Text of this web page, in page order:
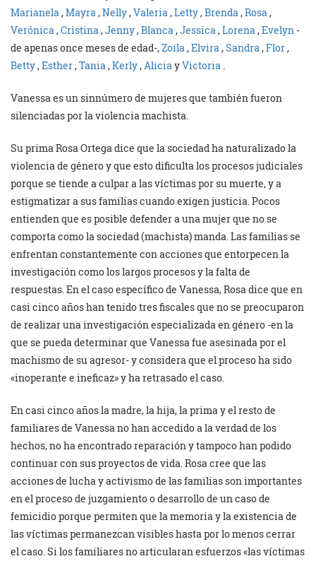
Marianela,Mayra,Nelly,Valeria,Letty,Brenda,Rosa,
Verónica,Cristina,Jenny,Blanca,Jessica,Lorena,Evelyn -
de apenas once meses de edad-,Zoila,Elvira,Sandra,Flor,
Betty,Esther,Tania,Kerly,AliciayVictoria .
Vanessa es un sinnúmero de mujeres que también fueron
silenciadas por la violencia machista.
Su prima Rosa Ortega dice que la sociedad ha naturalizado la
violencia de género y que esto dificulta los procesos judiciales
porque se tiende a culpar a las víctimas por su muerte, y a
estigmatizar a sus familias cuando exigen justicia. Pocos
entienden que es posible defender a una mujer que no se
comporta como la sociedad (machista) manda. Las familias se
enfrentan constantemente con acciones que entorpecen la
investigación como los largos procesos y la falta de
respuestas. En el caso específico de Vanessa, Rosa dice que en
casi cinco años han tenido tres fiscales que no se preocuparon
de realizar una investigación especializada en género -en la
que se pueda determinar que Vanessa fue asesinada por el
machismo de su agresor- y considera que el proceso ha sido
«inoperante e ineficaz» y ha retrasado el caso.
En casi cinco años la madre, la hija, la prima y el resto de
familiares de Vanessa no han accedido a la verdad de los
hechos, no ha encontrado reparación y tampoco han podido
continuar con sus proyectos de vida. Rosa cree que las
acciones de lucha y activismo de las familias son importantes
en el proceso de juzgamiento o desarrollo de un caso de
femicidio porque permiten que la memoria y la existencia de
las víctimas permanezcan visibles hasta por lo menos cerrar
el caso. Si los familiares no articularan esfuerzos «las víctimas